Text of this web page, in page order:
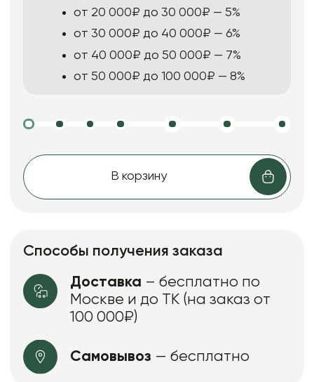
от 20 000₽ до 30 000₽ — 5%
от 30 000₽ до 40 000₽ — 6%
от 40 000₽ до 50 000₽ — 7%
от 50 000₽ до 100 000₽ — 8%
В корзину
Способы получения заказа
Доставка – бесплатно по
Москве и до ТК (на заказ от
100 000₽)
Самовывоз — бесплатно